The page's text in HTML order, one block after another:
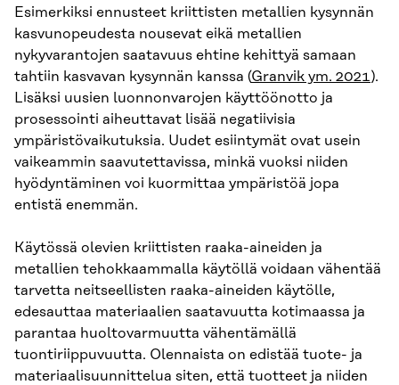
Esimerkiksi ennusteet kriittisten metallien kysynnän
kasvunopeudesta nousevat eikä metallien
nykyvarantojen saatavuus ehtine kehittyä samaan
tahtiin kasvavan kysynnän kanssa (Granvik ym. 2021).
Lisäksi uusien luonnonvarojen käyttöönotto ja
prosessointi aiheuttavat lisää negatiivisia
ympäristövaikutuksia. Uudet esiintymät ovat usein
vaikeammin saavutettavissa, minkä vuoksi niiden
hyödyntäminen voi kuormittaa ympäristöä jopa
entistä enemmän.
Käytössä olevien kriittisten raaka-aineiden ja
metallien tehokkaammalla käytöllä voidaan vähentää
tarvetta neitseellisten raaka-aineiden käytölle,
edesauttaa materiaalien saatavuutta kotimaassa ja
parantaa huoltovarmuutta vähentämällä
tuontiriippuvuutta. Olennaista on edistää tuote- ja
materiaalisuunnittelua siten, että tuotteet ja niiden